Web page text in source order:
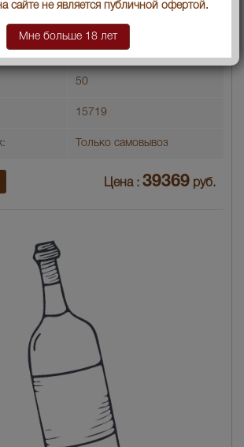
45
50
15719
Только самовывоз
Цена : 39369 руб.
сайте не является публичной офертой.
Мне больше 18 лет